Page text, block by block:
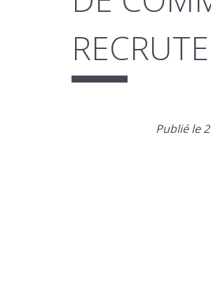
Publié le